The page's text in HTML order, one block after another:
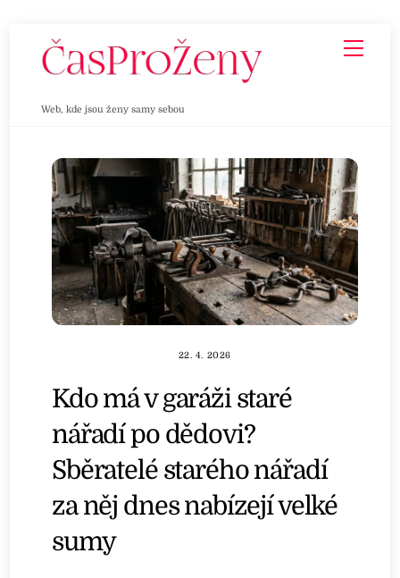
Web, kde jsou ženy samy sebou
22. 4. 2026
Kdo má v garáži staré
nářadí po dědovi?
Sběratelé starého nářadí
za něj dnes nabízejí velké
sumy